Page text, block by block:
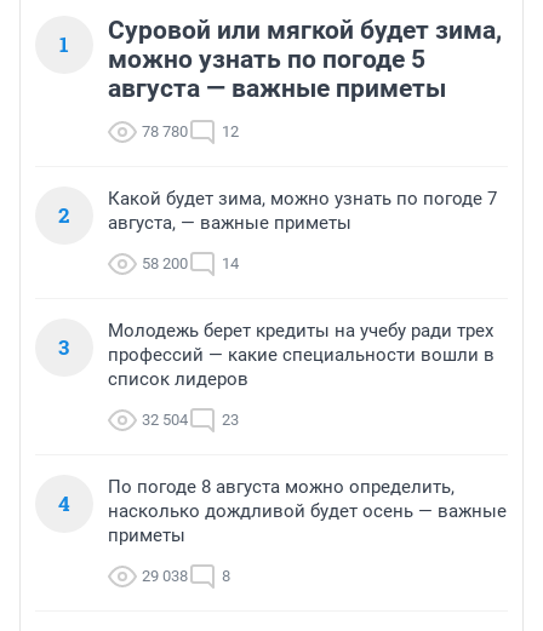
1
Суровой или мягкой будет зима,
можно узнать по погоде 5
августа — важные приметы
78 780 12
2
Какой будет зима, можно узнать по погоде 7
августа, — важные приметы
58 200 14
3
Молодежь берет кредиты на учебу ради трех
профессий — какие специальности вошли в
список лидеров
32 504 23
4
По погоде 8 августа можно определить,
насколько дождливой будет осень — важные
приметы
29 038 8